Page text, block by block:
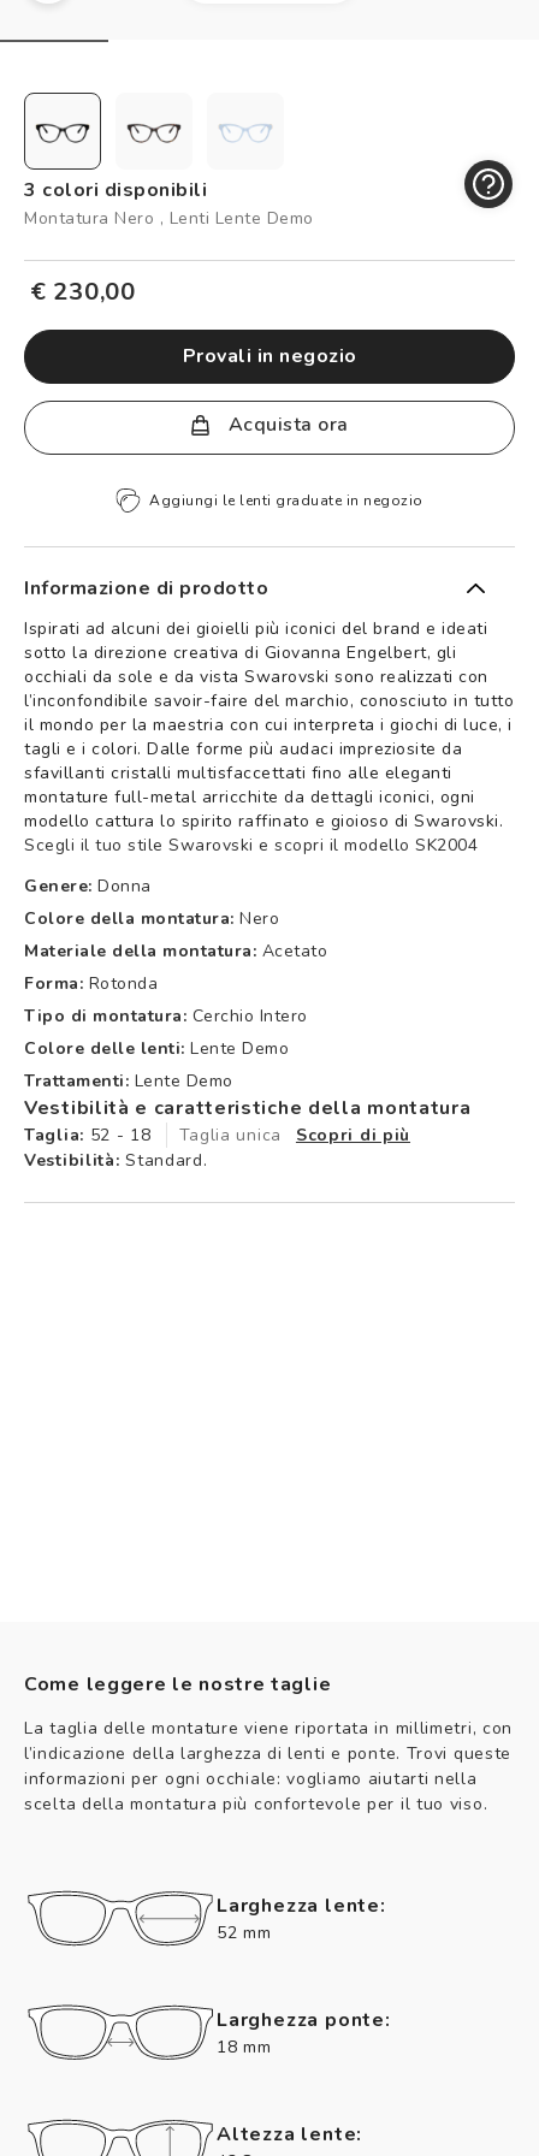
Controllo visivo
Logout
3 colori disponibili
Montatura Nero , Lenti Lente Demo
€ 230,00
provali in negozio
Acquista ora
Aggiungi le lenti graduate in negozio
Informazione di prodotto
Ispirati ad alcuni dei gioielli più iconici del brand e ideati
sotto la direzione creativa di Giovanna Engelbert, gli
occhiali da sole e da vista Swarovski sono realizzati con
l’inconfondibile savoir-faire del marchio, conosciuto in tutto
il mondo per la maestria con cui interpreta i giochi di luce, i
tagli e i colori. Dalle forme più audaci impreziosite da
sfavillanti cristalli multisfaccettati fino alle eleganti
montature full-metal arricchite da dettagli iconici, ogni
modello cattura lo spirito raffinato e gioioso di Swarovski.
Scegli il tuo stile Swarovski e scopri il modello SK2004
Genere: Donna
Colore della montatura: Nero
Materiale della montatura: Acetato
Forma: Rotonda
Tipo di montatura: Cerchio Intero
Colore delle lenti: Lente Demo
Trattamenti: Lente Demo
Vestibilità e caratteristiche della montatura
Taglia: 52 - 18 Taglia unica
Scopri di più
Vestibilità: Standard.
Come leggere le nostre taglie
La taglia delle montature viene riportata in millimetri, con
l’indicazione della larghezza di lenti e ponte. Trovi queste
informazioni per ogni occhiale: vogliamo aiutarti nella
scelta della montatura più confortevole per il tuo viso.
Larghezza lente:
52 mm
Larghezza ponte:
18 mm
Altezza lente: